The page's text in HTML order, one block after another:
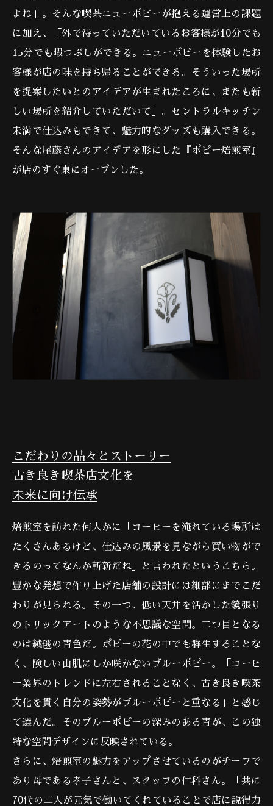
よね」。そんな喫茶ニューポピーが抱える運営上の課題
に加え、「外で待っていただいているお客様が10分でも
15分でも暇つぶしができる。ニューポピーを体験したお
客様が店の味を持ち帰ることができる。そういった場所
を提案したいとのアイデアが生まれたころに、またも新
しい場所を紹介していただいて」。セントラルキッチン
未満で仕込みもできて、魅力的なグッズも購入できる。
そんな尾藤さんのアイデアを形にした『ポピー焙煎室』
が店のすぐ東にオープンした。
こだわりの品々とストーリー
古き良き喫茶店文化を
未来に向け伝承
焙煎室を訪れた何人かに「コーヒーを淹れている場所は
たくさんあるけど、仕込みの風景を見ながら買い物がで
きるのってなんか斬新だね」と言われたというこちら。
豊かな発想で作り上げた店舗の設計には細部にまでこだ
わりが見られる。その一つ、低い天井を活かした鏡張り
のトリックアートのような不思議な空間。二つ目となる
のは絨毯の青色だ。ポピーの花の中でも群生することな
く、険しい山肌にしか咲かないブルーポピー。「コーヒ
ー業界のトレンドに左右されることなく、古き良き喫茶
文化を貫く自分の姿勢がブルーポピーと重なる」と感じ
て選んだ。そのブルーポピーの深みのある青が、この独
特な空間デザインに反映されている。
さらに、焙煎室の魅力をアップさせているのがチーフで
あり母である孝子さんと、スタッフの仁科さん。「共に
70代の二人が元気で働いてくれていることで店に説得力